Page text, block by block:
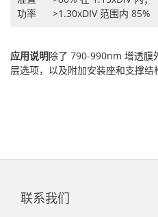
功率
>1.30xDIV 范围内 85%
应用说明除了 790-990nm 增透膜
层选项，以及附加安装座和支撑结
联系我们